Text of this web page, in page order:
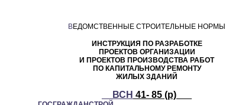
ВЕДОМСТВЕННЫЕ СТРОИТЕЛЬНЫЕ НОРМЫ
ИНСТРУКЦИЯ ПО РАЗРАБОТКЕ
ПРОЕКТОВ ОРГАНИЗАЦИИ
И ПРОЕКТОВ ПРОИЗВОДСТВА РАБОТ
ПО КАПИТАЛЬНОМУ РЕМОНТУ
ЖИЛЫХ ЗДАНИЙ
__ВСН 41- 85 (р)__